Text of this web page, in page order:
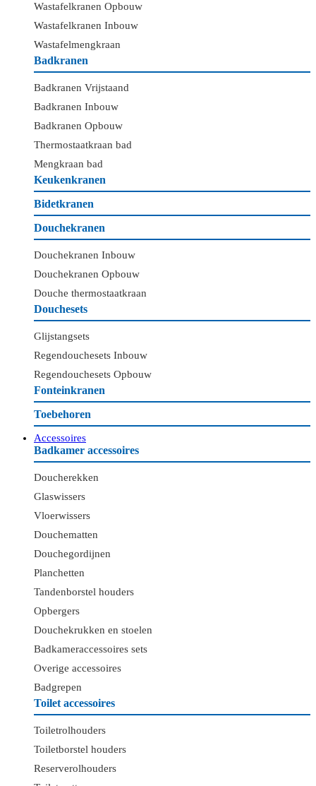
Wastafelkranen Opbouw
Wastafelkranen Inbouw
Wastafelmengkraan
Badkranen
Badkranen Vrijstaand
Badkranen Inbouw
Badkranen Opbouw
Thermostaatkraan bad
Mengkraan bad
Keukenkranen
Bidetkranen
Douchekranen
Douchekranen Inbouw
Douchekranen Opbouw
Douche thermostaatkraan
Douchesets
Glijstangsets
Regendouchesets Inbouw
Regendouchesets Opbouw
Fonteinkranen
Toebehoren
Accessoires
Badkamer accessoires
Doucherekken
Glaswissers
Vloerwissers
Douchematten
Douchegordijnen
Planchetten
Tandenborstel houders
Opbergers
Douchekrukken en stoelen
Badkameraccessoires sets
Overige accessoires
Badgrepen
Toilet accessoires
Toiletrolhouders
Toiletborstel houders
Reserverolhouders